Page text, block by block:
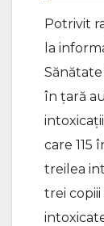
Potrivit
la
în țară
care 115
treilea
trei